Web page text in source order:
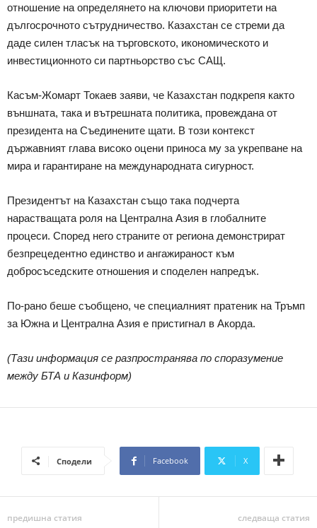
отношение на определянето на ключови приоритети на
дългосрочното сътрудничество. Казахстан се стреми да
даде силен тласък на търговското, икономическото и
инвестиционното си партньорство със САЩ.
Касъм-Жомарт Токаев заяви, че Казахстан подкрепя както
външната, така и вътрешната политика, провеждана от
президента на Съединените щати. В този контекст
държавният глава високо оцени приноса му за укрепване на
мира и гарантиране на международната сигурност.
Президентът на Казахстан също така подчерта
нарастващата роля на Централна Азия в глобалните
процеси. Според него страните от региона демонстрират
безпрецедентно единство и ангажираност към
добросъседските отношения и споделен напредък.
По-рано беше съобщено, че специалният пратеник на Тръмп
за Южна и Централна Азия е пристигнал в Акорда.
(Тази информация се разпространява по споразумение
между БТА и Казинформ)
Сподели Facebook X
предишна статия следваща статия